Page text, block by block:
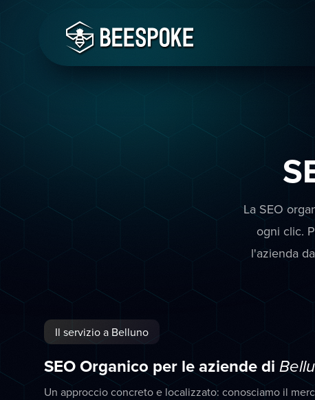
La SEO
ogni clic.
l'azienda
Il servizio a Belluno
SEO Organico per le aziende di
Un approccio concreto e localizzato: conosciamo il